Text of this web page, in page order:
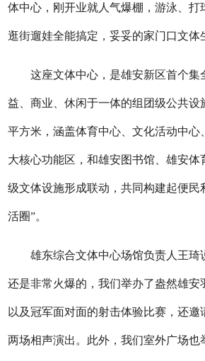
体中心，刚开业就人气爆棚，游泳、打
逛街遛娃全能搞定，妥妥的家门口文体
这座文体中心，是雄安新区首个集
益、商业、休闲于一体的组团级公共设
平方米，涵盖体育中心、文化活动中心
大核心功能区，和雄安图书馆、雄安体
级文体设施形成联动，共同构建起便民
活圈”。
雄东综合文体中心场馆负责人王琦
还是非常火爆的，我们举办了盎然雄安
以及冠军面对面的射击体验比赛，还邀
两场相声演出。此外，我们室外广场也